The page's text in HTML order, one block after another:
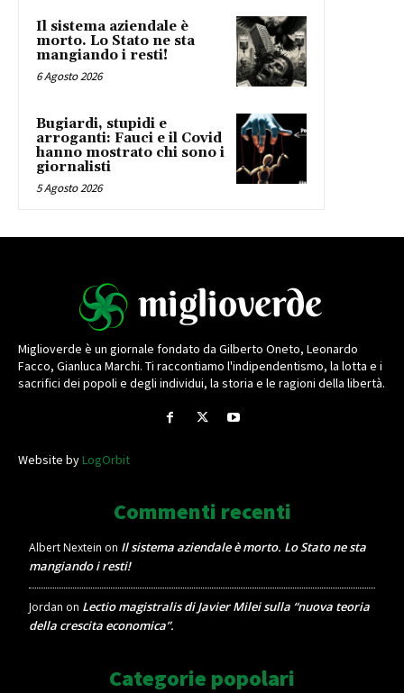
Il sistema aziendale è
morto. Lo Stato ne sta
mangiando i resti!
6 Agosto 2026
Bugiardi, stupidi e
arroganti: Fauci e il Covid
hanno mostrato chi sono i
giornalisti
5 Agosto 2026
Miglioverde è un giornale fondato da Gilberto Oneto, Leonardo
Facco, Gianluca Marchi. Ti raccontiamo l'indipendentismo, la lotta e i
sacrifici dei popoli e degli individui, la storia e le ragioni della libertà.
Website byLogOrbit
Commenti recenti
Albert Nextein on Il sistema aziendale è morto. Lo Stato ne sta
mangiando i resti!
Jordan on Lectio magistralis di Javier Milei sulla “nuova teoria
della crescita economica”.
Categorie popolari